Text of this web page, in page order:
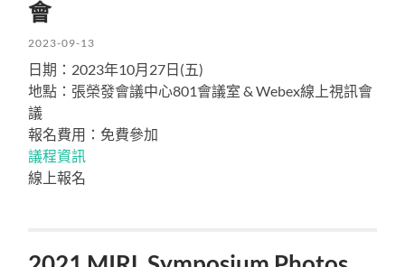
會
2023-09-13
日期：2023年10月27日(五)
地點：張榮發會議中心801會議室 & Webex線上視訊會
議
報名費用：免費參加
議程資訊
線上報名